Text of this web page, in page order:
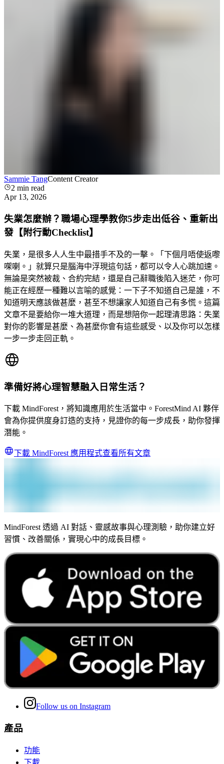
Sammie TangContent Creator
2 min read
Apr 13, 2026
失業怎麼辦？職場心理學教你5步走出低谷、重新出
發【附行動Checklist】
失業，是很多人人生中最措手不及的一擊。「下個月唔使返嚟
㗎喇。」就算只是腦海中浮現這句話，都可以令人心跳加速。
無論是突然被裁、合約完結，還是自己辭職後陷入迷茫，你可
能正在經歷一種難以言喻的感覺：一下子不知道自己是誰，不
知道明天應該做甚麼，甚至不想讓家人知道自己有多慌。這篇
文章不是要給你一堆大道理，而是想陪你一起理清思路：失業
對你的影響是甚麼、為甚麼你會有這些感受、以及你可以怎樣
一步一步走回正軌。
準備好將心理智慧融入日常生活？
下載 MindForest，將知識應用於生活當中。ForestMind AI 夥伴
會為你提供度身訂造的支持，見證你的每一步成長，助你發揮
潛能。
下載 MindForest 應用程式查看所有文章
MindForest 透過 AI 對話、靈感故事與心理測驗，助你建立好
習慣、改善關係，實現心中的成長目標。
Follow us on Instagram
產品
功能
下載